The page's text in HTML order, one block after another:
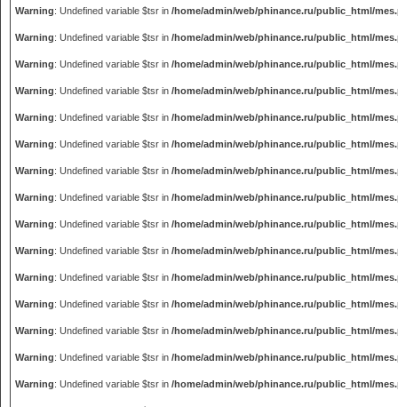
Warning: Undefined variable $tsr in /home/admin/web/phinance.ru/public_html/
Warning: Undefined variable $tsr in /home/admin/web/phinance.ru/public_html/
Warning: Undefined variable $tsr in /home/admin/web/phinance.ru/public_html/
Warning: Undefined variable $tsr in /home/admin/web/phinance.ru/public_html/
Warning: Undefined variable $tsr in /home/admin/web/phinance.ru/public_html/
Warning: Undefined variable $tsr in /home/admin/web/phinance.ru/public_html/
Warning: Undefined variable $tsr in /home/admin/web/phinance.ru/public_html/
Warning: Undefined variable $tsr in /home/admin/web/phinance.ru/public_html/
Warning: Undefined variable $tsr in /home/admin/web/phinance.ru/public_html/
Warning: Undefined variable $tsr in /home/admin/web/phinance.ru/public_html/
Warning: Undefined variable $tsr in /home/admin/web/phinance.ru/public_html/
Warning: Undefined variable $tsr in /home/admin/web/phinance.ru/public_html/
Warning: Undefined variable $tsr in /home/admin/web/phinance.ru/public_html/
Warning: Undefined variable $tsr in /home/admin/web/phinance.ru/public_html/
Warning: Undefined variable $tsr in /home/admin/web/phinance.ru/public_html/